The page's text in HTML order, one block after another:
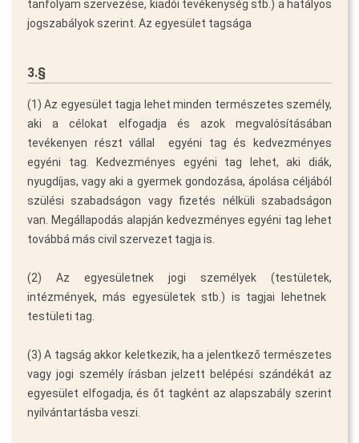
tanfolyam szervezése, kiadói tevékenység stb.) a hatályos
jogszabályok szerint. Az egyesület tagsága
3.§
(1) Az egyesület tagja lehet minden természetes személy,
aki a célokat elfogadja és azok megvalósításában
tevékenyen részt vállal  egyéni tag és kedvezményes
egyéni tag. Kedvezményes egyéni tag lehet, aki diák,
nyugdíjas, vagy aki a gyermek gondozása, ápolása céljából
szülési szabadságon vagy fizetés nélküli szabadságon
van. Megállapodás alapján kedvezményes egyéni tag lehet
továbbá más civil szervezet tagja is.
(2) Az egyesületnek jogi személyek (testületek,
intézmények, más egyesületek stb.) is tagjai lehetnek 
testületi tag.
(3) A tagság akkor keletkezik, ha a jelentkező természetes
vagy jogi személy írásban jelzett belépési szándékát az
egyesület elfogadja, és őt tagként az alapszabály szerint
nyilvántartásba veszi.